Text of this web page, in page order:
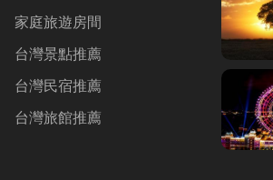
家庭旅遊房間
台灣景點推薦
台灣民宿推薦
台灣旅館推薦